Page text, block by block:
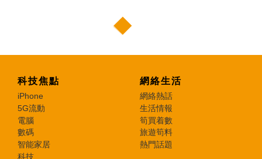
科技焦點
iPhone
5G流動
電腦
數碼
智能家居
科技
網絡生活
網絡熱話
生活情報
筍買着數
旅遊筍料
熱門話題